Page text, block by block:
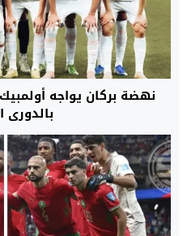
نهضة بركان يواجه
بالدوري